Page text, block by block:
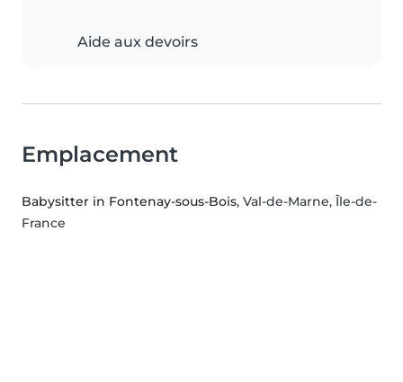
Aide aux devoirs
Emplacement
Babysitter in Fontenay-sous-Bois, Val-de-Marne, Île-de-
France